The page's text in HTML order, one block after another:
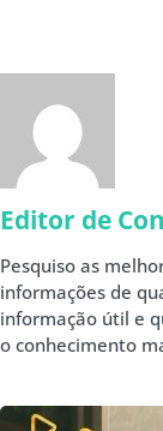
Editor de
Pesquiso as
informações de
informação útil e
o conhecimento